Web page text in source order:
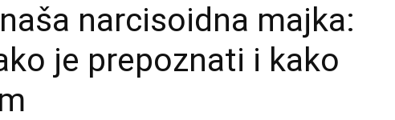
narcisoidna majka:
je prepoznati i kako